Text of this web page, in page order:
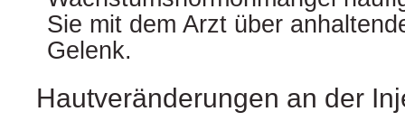
Sie mit dem Arzt über
Gelenk.
Hautveränderungen an der